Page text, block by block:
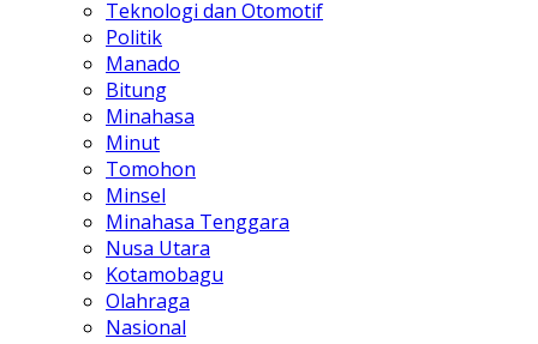
Teknologi dan Otomotif
Politik
Manado
Bitung
Minahasa
Minut
Tomohon
Minsel
Minahasa Tenggara
Nusa Utara
Kotamobagu
Olahraga
Nasional